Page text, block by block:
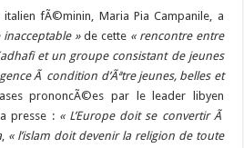
fÃ©minin, Maria Pia Campanile, a
inacceptable »de cette « rencontre entre
et un groupe consistant de jeunes
Ã condition d’Ãªtre jeunes, belles et
prononcÃ©es par le leader libyen
presse : « L’Europe doit se convertir Ã
, « l’islam doit devenir la religion de toute